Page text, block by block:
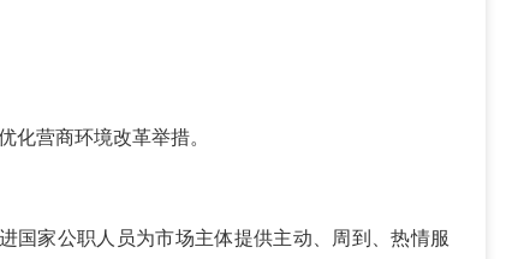
化营商环境改革举措。
国家公职人员为市场主体提供主动、周到、热情服